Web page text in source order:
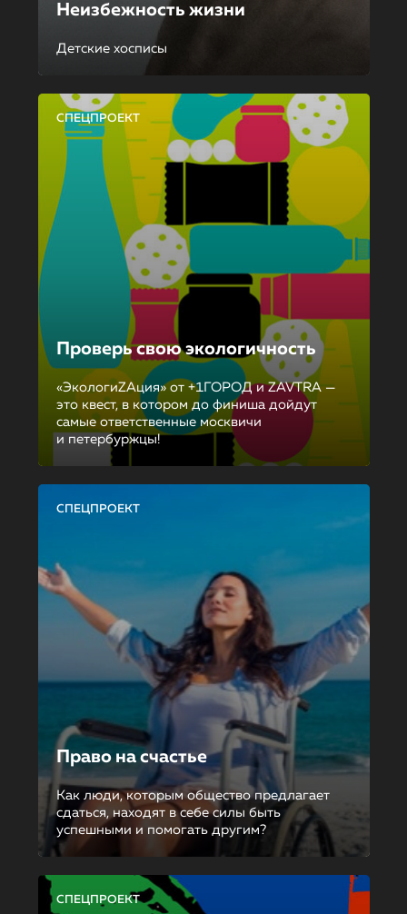
Неизбежность жизни
Детские хосписы
СПЕЦПРОЕКТ
Проверь свою экологичность
«ЭкологиZAция» от +1ГОРОД и ZAVTRA —
это квест, в котором до финиша дойдут
самые ответственные москвичи
и петербуржцы!
СПЕЦПРОЕКТ
Право на счастье
Как люди, которым общество предлагает
сдаться, находят в себе силы быть
успешными и помогать другим?
СПЕЦПРОЕКТ